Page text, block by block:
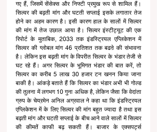
गए हैं, जिसमें सेंसेक्स और निफ्टी प्रमुख रूप से शामिल हैं।
सिल्वर की बढ़ती मांग और घटती सप्लाई इसके लगातार तेज
होने का अहम कारण है। इसी कारण हाल के सालों में सिल्वर
की मांग में तेज उछाल आया है। सिल्वर इंस्टीट्यूट की एक
रिपोर्ट के मुताबिक, 2033 तक इंडस्ट्रियल एप्लिकेशन में
सिल्वर की ग्लोबल मांग 46 प्रतिशत तक बढऩे की संभावना
है। लेकिन इस बढ़ती मांग के विपरीत सिल्वर के भंडार तेजी से
घट रहे हैं। अगर सिल्वर के भूमिगत भंडार की बात करें, तो
सिल्वर का करीब 5 लाख 30 हजार टन खनन किया जाना
बाकी है। आंकड़े बताते हैं कि सिल्वर का भंडार अभी भी गोल्ड
की तुलना में लगभग 10 गुना अधिक है, लेकिन जैसा कि वेदांता
ग्रुप के चेयऱमेन अनिल अग्रवाल ने कहा था कि इंडस्ट्रियल
एप्लिकेशन में के लिए सिल्वर की मांग बहुत ज्यादा है तथा इस
बढ़ती मांग और घटती सप्लाई के बीच आने वाले सालों में सिल्वर
की कीमतें काफी बढ़ सकती हैं। बाजार के एक्सपर्ट्स